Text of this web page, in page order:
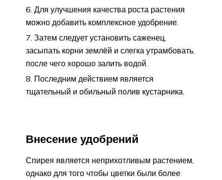
Для улучшения качества роста растения
можно добавить комплексное удобрение.
Затем следует установить саженец,
засыпать корни землёй и слегка утрамбовать,
после чего хорошо залить водой.
Последним действием является
тщательный и обильный полив кустарника.
Внесение удобрений
Спирея является неприхотливым растением,
однако для того чтобы цветки были более